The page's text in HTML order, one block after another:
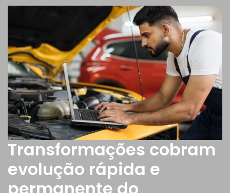
Transformações cobram
evolução rápida e